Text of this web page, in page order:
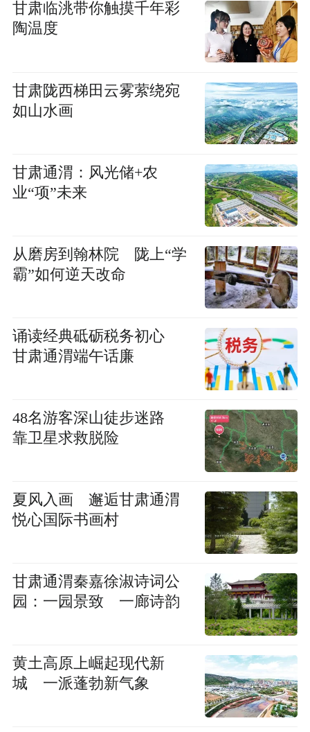
甘肃临洮带你触摸千年彩
陶温度
甘肃陇西梯田云雾萦绕宛
如山水画
甘肃通渭：风光储+农
业“项”未来
从磨房到翰林院 陇上“学
霸”如何逆天改命
诵读经典砥砺税务初心
甘肃通渭端午话廉
48名游客深山徒步迷路
靠卫星求救脱险
夏风入画 邂逅甘肃通渭
悦心国际书画村
甘肃通渭秦嘉徐淑诗词公
园：一园景致 一廊诗韵
黄土高原上崛起现代新
城 一派蓬勃新气象